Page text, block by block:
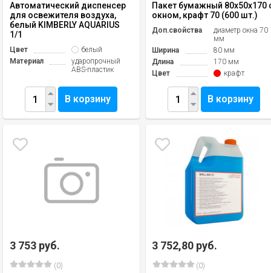
Автоматический диспенсер
для освежителя воздуха,
белый KIMBERLY AQUARIUS
1/1
Цвет
белый
Материал
ударопрочный
ABS-пластик
В корзину
Пакет бумажный 80х50х170
окном, крафт 70 (600 шт.)
Доп.свойства
диаметр окна 70
мм
Ширина
80 мм
Длина
170 мм
Цвет
крафт
В корзину
3 753 руб.
(0)
3 752,80 руб.
(0)